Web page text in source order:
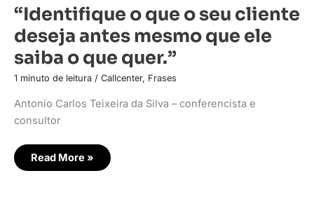
“Identifique o que o seu cliente
deseja antes mesmo que ele
saiba o que quer.”
1 minuto de leitura / Callcenter, Frases
Antonio Carlos Teixeira da Silva – conferencista e
consultor
“Identifique
o
o
seu
cliente
deseja
antes
mesmo
ele
saiba
o
quer.”
Read More »